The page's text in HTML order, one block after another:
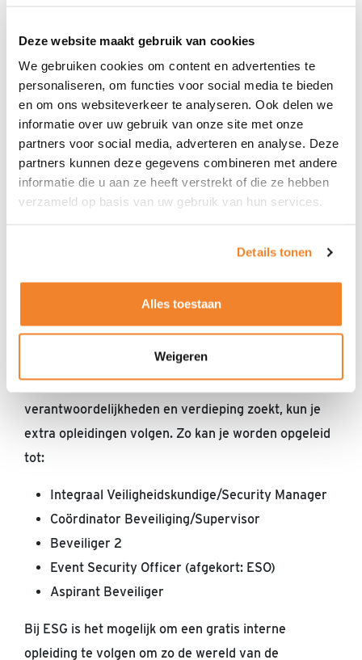
Deze website maakt gebruik van cookies
We gebruiken cookies om content en advertenties te
personaliseren, om functies voor social media te bieden
en om ons websiteverkeer te analyseren. Ook delen we
informatie over uw gebruik van onze site met onze
partners voor social media, adverteren en analyse. Deze
partners kunnen deze gegevens combineren met andere
informatie die u aan ze heeft verstrekt of die ze hebben
verzameld op basis van uw gebruik van hun services.
Details tonen
Alles toestaan
Weigeren
banen, is er dus veel afwisseling in met wie, waar en
wanneer je werkt. Je moet het leuk vinden om een
veilige sfeer te verzorgen om te werken in de
beveiliging. Je werkt nauw samen met mensen en
het is van belang dat op elkaar kunt bouwen.
Communicatief sterk zijn en de Nederlandse taal
beheersen zijn mooie eigenschappen om te hebben.
Voordat je aan de slag kunt gaan als beveiliger, moet
je een diploma op zak hebben. Met de MBO 2 diploma
‘beveiliger’ is het al mogelijk om te werken bij een
beveiligingsbedrijf. Indien je als beveiliger meer
verantwoordelijkheden en verdieping zoekt, kun je
extra opleidingen volgen. Zo kan je worden opgeleid
tot:
Integraal Veiligheidskundige/Security Manager
Coördinator Beveiliging/Supervisor
Beveiliger 2
Event Security Officer (afgekort: ESO)
Aspirant Beveiliger
Bij ESG is het mogelijk om een gratis interne
opleiding te volgen om zo de wereld van de